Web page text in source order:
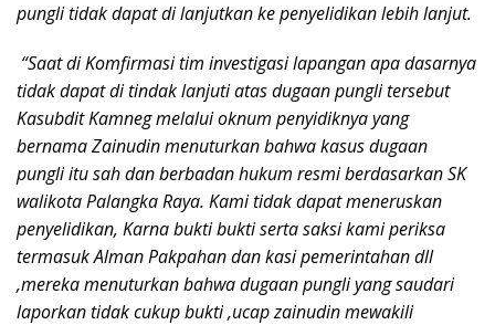
pungli tidak dapat di lanjutkan ke penyelidikan lebih lanjut.
“Saat di Komfirmasi tim investigasi lapangan apa dasarnya
tidak dapat di tindak lanjuti atas dugaan pungli tersebut
Kasubdit Kamneg melalui oknum penyidiknya yang
bernama Zainudin menuturkan bahwa kasus dugaan
pungli itu sah dan berbadan hukum resmi berdasarkan SK
walikota Palangka Raya. Kami tidak dapat meneruskan
penyelidikan, Karna bukti bukti serta saksi kami periksa
termasuk Alman Pakpahan dan kasi pemerintahan dll
,mereka menuturkan bahwa dugaan pungli yang saudari
laporkan tidak cukup bukti ,ucap zainudin mewakili